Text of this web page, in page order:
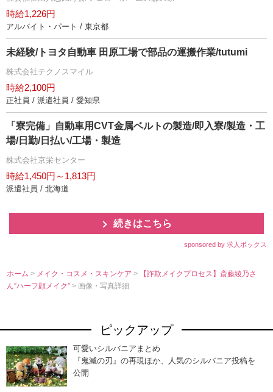
時給1,226円
アルバイト・パート / 東京都
未経験/トヨタ自動車 田原工場で部品の運搬作業/tutumi
株式会社テクノスマイル
時給2,100円
正社員 / 派遣社員 / 愛知県
「寮完備」自動車用CVT金属ベルトの製造/即入寮/製造・工
場/日勤/日払い/工場・製造
株式会社京栄センター
時給1,450円～1,813円
派遣社員 / 北海道
続きはこちら
sponsored by 求人ボックス
ホーム > メイク・コスメ・スキンケア>
【詐欺メイクプロセス】斎藤綾乃さ
ん”ハーフ顔メイク”> 画像・写真詳細
ピックアップ
可愛いシルバニアまとめ
『鬼滅の刃』の再現ほか、人気のシルバニア投稿を
公開